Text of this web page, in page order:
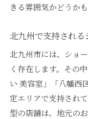
きる雰囲気かどうか
北九州で支持され
北九州市には、ショ
く存在します。その
い 美容室」「八幡西
定エリアで支持され
型の店舗は、地元の